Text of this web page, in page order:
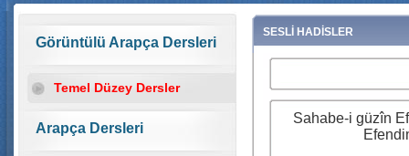
Görüntülü Arapça Dersleri
Temel Düzey Dersler
Arapça Dersleri
SESLİ HADİSLER
Sahabe-i güzîn